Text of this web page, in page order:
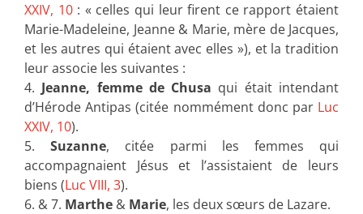
XXIV, 10: « celles qui leur firent ce rapport étaient
Marie-Madeleine, Jeanne & Marie, mère de Jacques,
et les autres qui étaient avec elles »), et la tradition
leur associe les suivantes :
4. Jeanne, femme de Chusa qui était intendant
d’Hérode Antipas (citée nommément donc par Luc
XXIV, 10).
5.Suzanne, citée parmi les femmes qui
accompagnaient Jésus et l’assistaient de leurs
biens (Luc VIII, 3).
6. & 7. Marthe & Marie, les deux sœurs de Lazare.